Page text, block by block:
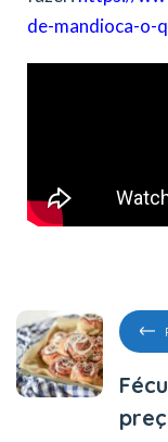
de-mandioca-o-